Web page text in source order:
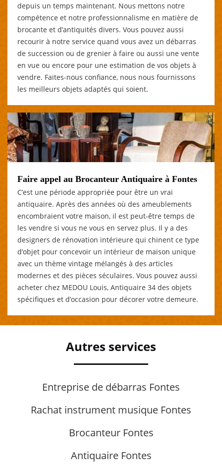
depuis un temps maintenant. Nous mettons notre
compétence et notre professionnalisme en matière de
brocante et d’antiquités divers. Vous pouvez aussi
recourir à notre service quand vous avez un débarras
de succession ou de grenier à faire ou aussi une vente
en vue ou encore pour une estimation de vos objets à
vendre. Faites-nous confiance, nous nous fournissons
les meilleurs objets adaptés qui soient.
Faire appel au Brocanteur Antiquaire à Fontes
C’est une période appropriée pour être un vrai
antiquaire. Après des années où des ameublements
encombraient votre maison, il est peut-être temps de
les vendre si vous ne vous en servez plus. Il y a des
designers de rénovation intérieure qui chinent ce type
d’objet pour concevoir un intérieur de maison unique
avec un thème vintage mélangés à des articles
modernes et des pièces séculaires. Vous pouvez aussi
acheter chez MEDOU Louis, Antiquaire 34 des objets
spécifiques et d’occasion pour décorer votre demeure.
Autres services
Entreprise de débarras Fontes
Rachat instrument musique Fontes
Brocanteur Fontes
Antiquaire Fontes